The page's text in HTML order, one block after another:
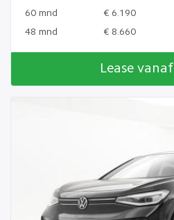
60 mnd
€ 6.190
48 mnd
€ 8.660
Lease vanaf